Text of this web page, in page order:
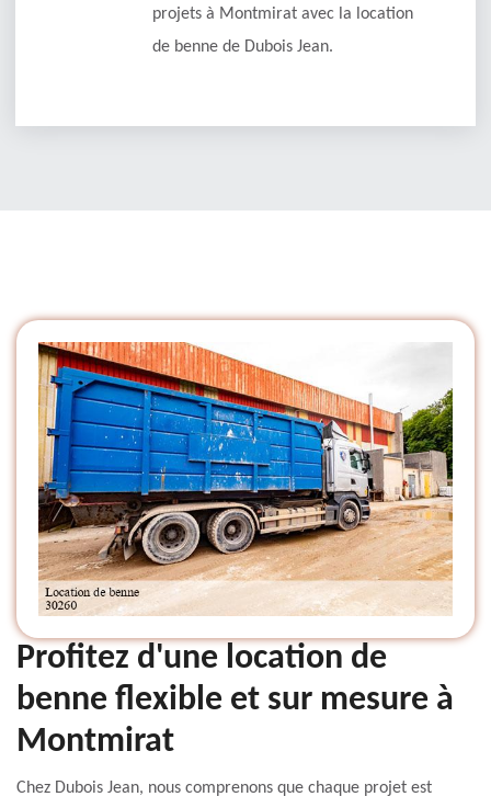
projets à Montmirat avec la location
de benne de Dubois Jean.
Profitez d'une location de
benne flexible et sur mesure à
Montmirat
Chez Dubois Jean, nous comprenons que chaque projet est